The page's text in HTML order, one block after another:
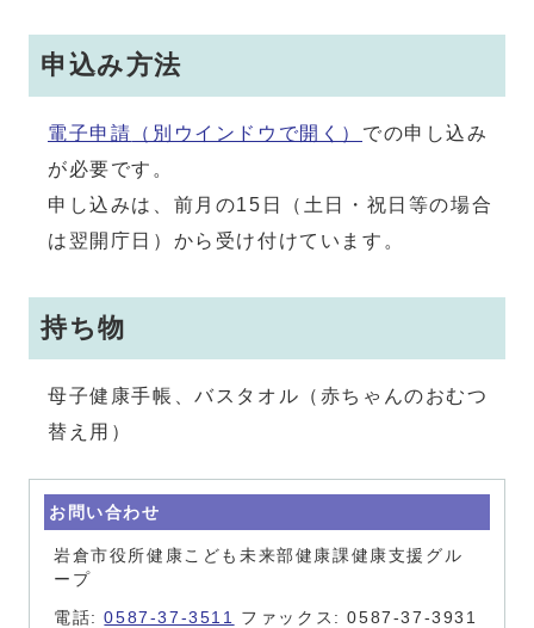
申込み方法
電子申請 （別ウインドウで開く） での申し込み
が必要です。
申し込みは、前月の15日（土日・祝日等の場合
は翌開庁日）から受け付けています。
持ち物
母子健康手帳、バスタオル（赤ちゃんのおむつ
替え用）
お問い合わせ
岩倉市役所健康こども未来部健康課健康支援グル
ープ
電話:0587-37-3511 ファックス: 0587-37-3931